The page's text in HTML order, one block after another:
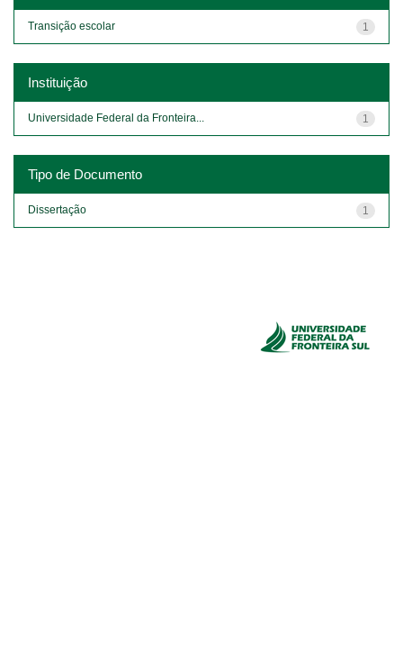
1
Transição escolar
Instituição
1
Universidade Federal da Fronteira...
Tipo de Documento
1
Dissertação